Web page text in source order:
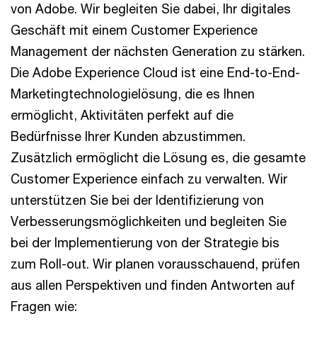
von Adobe. Wir begleiten Sie dabei, Ihr digitales
Geschäft mit einem Customer Experience
Management der nächsten Generation zu stärken.
Die Adobe Experience Cloud ist eine End-to-End-
Marketingtechnologielösung, die es Ihnen
ermöglicht, Aktivitäten perfekt auf die
Bedürfnisse Ihrer Kunden abzustimmen.
Zusätzlich ermöglicht die Lösung es, die gesamte
Customer Experience einfach zu verwalten. Wir
unterstützen Sie bei der Identifizierung von
Verbesserungsmöglichkeiten und begleiten Sie
bei der Implementierung von der Strategie bis
zum Roll-out. Wir planen vorausschauend, prüfen
aus allen Perspektiven und finden Antworten auf
Fragen wie: